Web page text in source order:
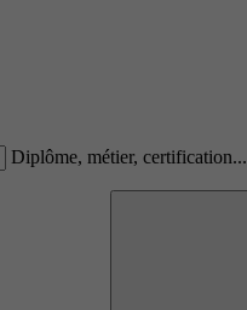
Diplôme, métier, certification...